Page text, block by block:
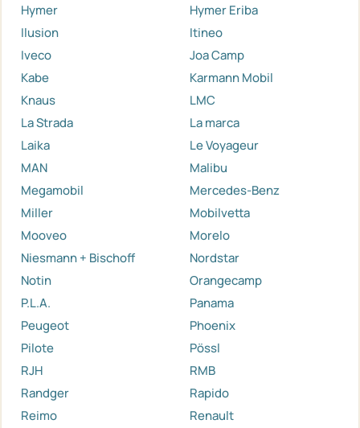
Hymer
Hymer Eriba
Ilusion
Itineo
Iveco
Joa Camp
Kabe
Karmann Mobil
Knaus
LMC
La Strada
La marca
Laika
Le Voyageur
MAN
Malibu
Megamobil
Mercedes-Benz
Miller
Mobilvetta
Mooveo
Morelo
Niesmann + Bischoff
Nordstar
Notin
Orangecamp
P.L.A.
Panama
Peugeot
Phoenix
Pilote
Pössl
RJH
RMB
Randger
Rapido
Reimo
Renault